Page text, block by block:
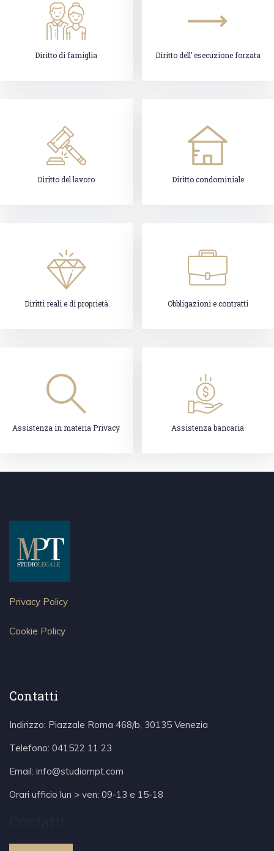
Diritto di famiglia Diritto dell’ esecuzione forzata
Diritto del lavoro Diritto condominiale
Diritti reali e di proprietà Obbligazioni e contratti
Assistenza in materia Privacy Assistenza bancaria
Privacy Policy
Cookie Policy
Contatti
Indirizzo: Piazzale Roma 468/b, 30135 Venezia
Telefono: 041522 11 23
Email: info@studiompt.com
Orari ufficio lun > ven: 09-13 e 15-18